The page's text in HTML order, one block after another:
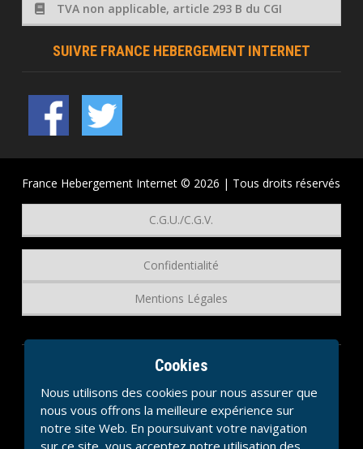
TVA non applicable, article 293 B du CGI
SUIVRE FRANCE HEBERGEMENT INTERNET
France Hebergement Internet © 2026 | Tous droits réservés
C.G.U./C.G.V.
Mentions Légales
Confidentialité
Cookies
Nous utilisons des cookies pour nous assurer que
nous vous offrons la meilleure expérience sur
notre site Web. En poursuivant votre navigation
sur ce site, vous acceptez notre utilisation des